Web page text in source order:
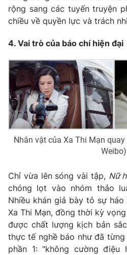
rộng sang các tuyến truyện
chiều về quyền lực và trách
4. Vai trò của báo chí hiện đại
Nhân vật của Xa Thi Mạn
Weibo)
Chỉ vừa lên sóng vài tập, Nữ
chóng lọt vào nhóm thảo
Nhiều khán giả bày tỏ sự
Xa Thi Mạn, đồng thời kỳ
được chất lượng kịch bản
thực tế nghề báo như đã
phần 1: "không cường điệu